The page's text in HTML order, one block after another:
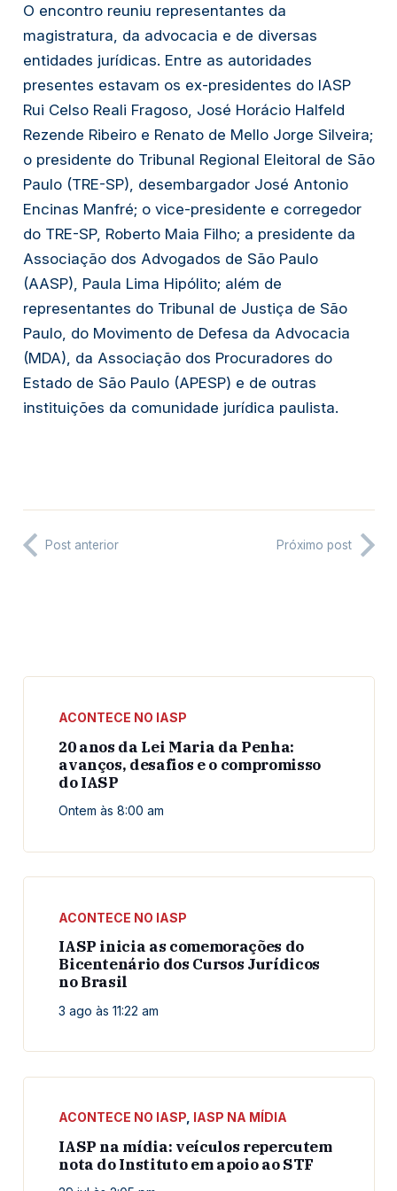
O encontro reuniu representantes da
magistratura, da advocacia e de diversas
entidades jurídicas. Entre as autoridades
presentes estavam os ex-presidentes do IASP
Rui Celso Reali Fragoso, José Horácio Halfeld
Rezende Ribeiro e Renato de Mello Jorge Silveira;
o presidente do Tribunal Regional Eleitoral de São
Paulo (TRE-SP), desembargador José Antonio
Encinas Manfré; o vice-presidente e corregedor
do TRE-SP, Roberto Maia Filho; a presidente da
Associação dos Advogados de São Paulo
(AASP), Paula Lima Hipólito; além de
representantes do Tribunal de Justiça de São
Paulo, do Movimento de Defesa da Advocacia
(MDA), da Associação dos Procuradores do
Estado de São Paulo (APESP) e de outras
instituições da comunidade jurídica paulista.
Post anterior Próximo post
ACONTECE NO IASP
20 anos da Lei Maria da Penha:
avanços, desafios e o compromisso
do IASP
Ontem às 8:00 am
ACONTECE NO IASP
IASP inicia as comemorações do
Bicentenário dos Cursos Jurídicos
no Brasil
3 ago às 11:22 am
ACONTECE NO IASP IASP NA MÍDIA
IASP na mídia: veículos repercutem
nota do Instituto em apoio ao STF